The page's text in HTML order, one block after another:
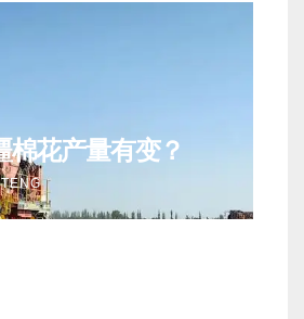
棉花产量有变？
(周三)收涨12月合约